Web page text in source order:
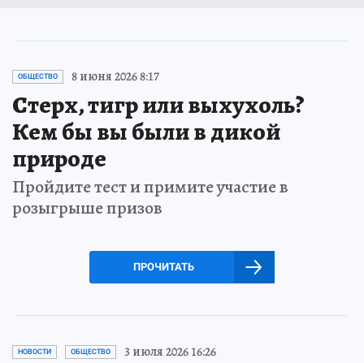
ОБЩЕСТВО 8 июня 2026 8:17
Стерх, тигр или выхухоль?
Кем бы вы были в дикой
природе
Пройдите тест и примите участие в
розыгрыше призов
ПРОЧИТАТЬ
НОВОСТИ ОБЩЕСТВО 3 июля 2026 16:26